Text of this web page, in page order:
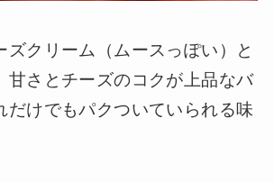
ズクリーム（ムースっぽい）と
甘さとチーズのコクが上品なバ
だけでもパクついていられる味